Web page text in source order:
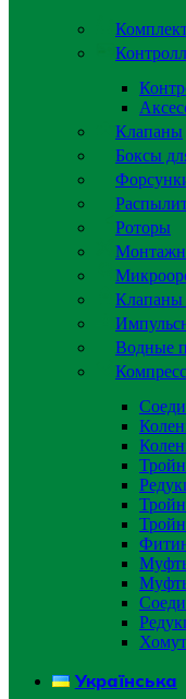
Клапаны
Боксы
Роторы
Клапаны
Водные
Хомут
Українська